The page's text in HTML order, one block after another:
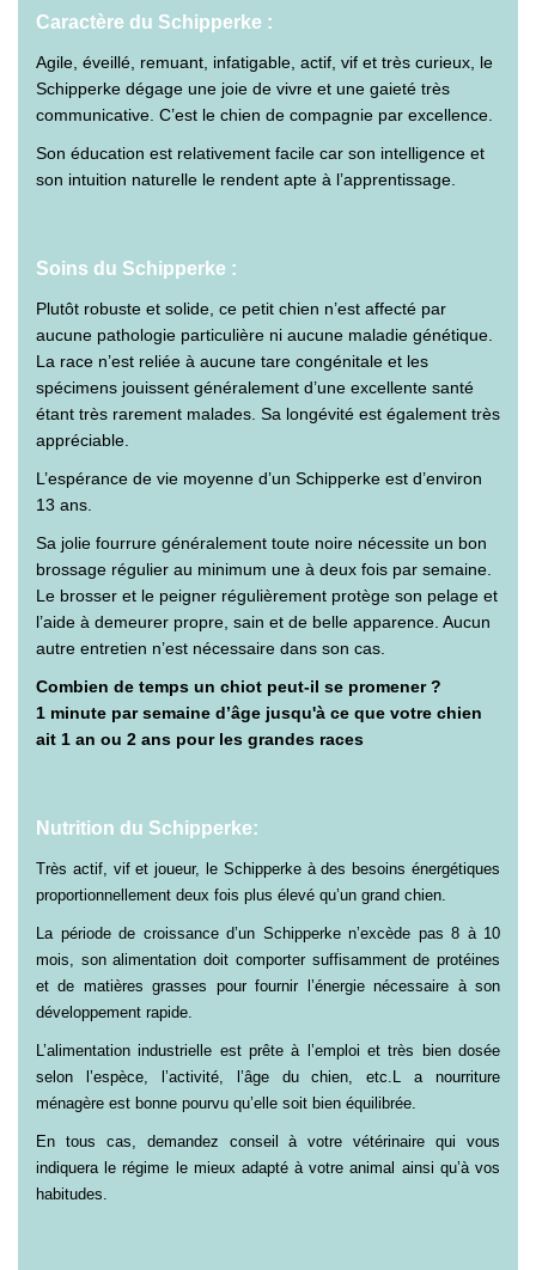
Caractère du Schipperke :
Agile, éveillé, remuant, infatigable, actif, vif et très curieux, le
Schipperke dégage une joie de vivre et une gaieté très
communicative. C’est le chien de compagnie par excellence.
Son éducation est relativement facile car son intelligence et
son intuition naturelle le rendent apte à l’apprentissage.
Soins du Schipperke :
Plutôt robuste et solide, ce petit chien n’est affecté par
aucune pathologie particulière ni aucune maladie génétique.
La race n’est reliée à aucune tare congénitale et les
spécimens jouissent généralement d’une excellente santé
étant très rarement malades. Sa longévité est également très
appréciable.
L’espérance de vie moyenne d’un Schipperke est d’environ
13 ans.
Sa jolie fourrure généralement toute noire nécessite un bon
brossage régulier au minimum une à deux fois par semaine.
Le brosser et le peigner régulièrement protège son pelage et
l’aide à demeurer propre, sain et de belle apparence. Aucun
autre entretien n’est nécessaire dans son cas.
Combien de temps un chiot peut-il se promener ?
1 minute par semaine d’âge jusqu'à ce que votre chien
ait 1 an ou 2 ans pour les grandes races
Nutrition du Schipperke:
Très actif, vif et joueur, le Schipperke à des besoins énergétiques
proportionnellement deux fois plus élevé qu’un grand chien.
La période de croissance d’un Schipperke n’excède pas 8 à 10
mois, son alimentation doit comporter suffisamment de protéines
et de matières grasses pour fournir l’énergie nécessaire à son
développement rapide.
L’alimentation industrielle est prête à l’emploi et très bien dosée
selon l’espèce, l’activité, l’âge du chien, etc.L a nourriture
ménagère est bonne pourvu qu’elle soit bien équilibrée.
En tous cas, demandez conseil à votre vétérinaire qui vous
indiquera le régime le mieux adapté à votre animal ainsi qu’à vos
habitudes.